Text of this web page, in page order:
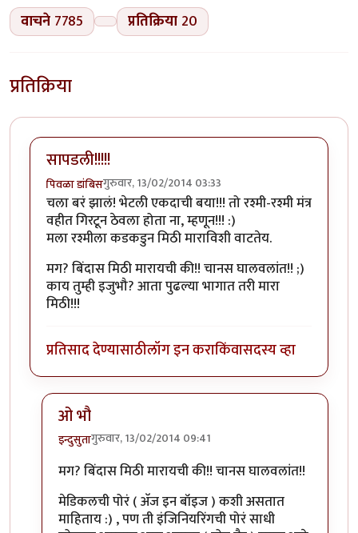
वाचने 7785 प्रतिक्रिया 20
प्रतिक्रिया
सापडली!!!!!
पिवळा डांबिसगुरुवार, 13/02/2014 03:33
चला बरं झालं! भेटली एकदाची बया!!! तो रश्मी-रश्मी मंत्र
वहीत गिरटून ठेवला होता ना, म्हणून!!! :)
मला रश्मीला कडकडुन मिठी माराविशी वाटतेय.
मग? बिंदास मिठी मारायची की!! चानस घालवलांत!! ;)
काय तुम्ही इजुभौ? आता पुढल्या भागात तरी मारा
मिठी!!!
प्रतिसाद देण्यासाठीलॉग इन कराकिंवासदस्य व्हा
ओ भौ
इन्दुसुतागुरुवार, 13/02/2014 09:41
In reply to सापडली!!!!! by पिवळा डांबिस
मग? बिंदास मिठी मारायची की!! चानस घालवलांत!!
मेडिकलची पोरं ( अ‍ॅज इन बॉइज ) कशी असतात
माहिताय :) , पण ती इंजिनियरिंगची पोरं साधी